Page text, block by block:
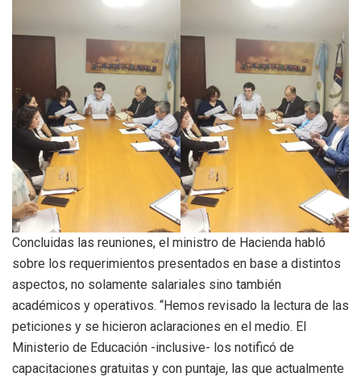
Concluidas las reuniones, el ministro de Hacienda habló
sobre los requerimientos presentados en base a distintos
aspectos, no solamente salariales sino también
académicos y operativos. “Hemos revisado la lectura de las
peticiones y se hicieron aclaraciones en el medio. El
Ministerio de Educación -inclusive- los notificó de
capacitaciones gratuitas y con puntaje, las que actualmente